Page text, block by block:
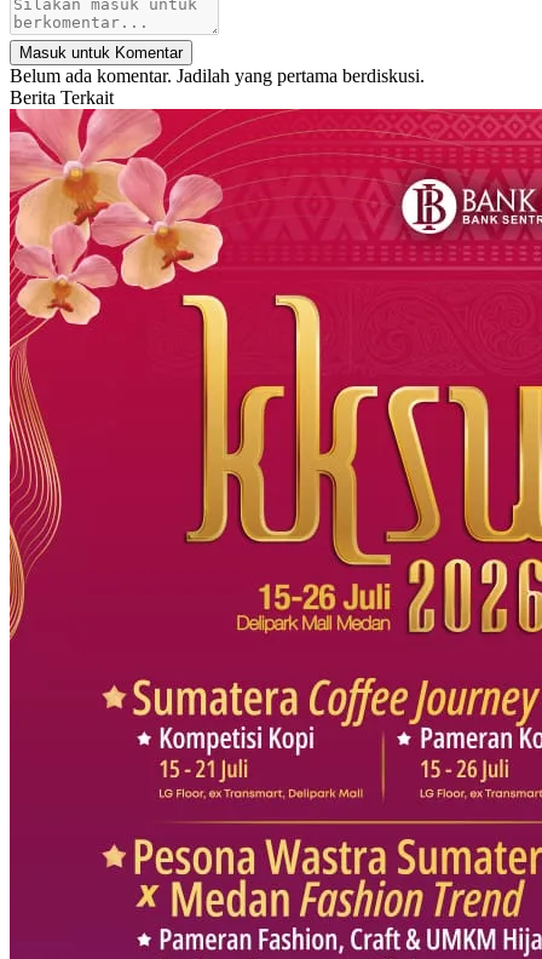
Masuk untuk Komentar
Belum ada komentar. Jadilah yang pertama berdiskusi.
Berita Terkait